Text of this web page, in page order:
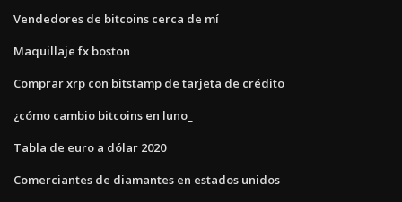
Vendedores de bitcoins cerca de mí
Maquillaje fx boston
Comprar xrp con bitstamp de tarjeta de crédito
¿cómo cambio bitcoins en luno_
Tabla de euro a dólar 2020
Comerciantes de diamantes en estados unidos